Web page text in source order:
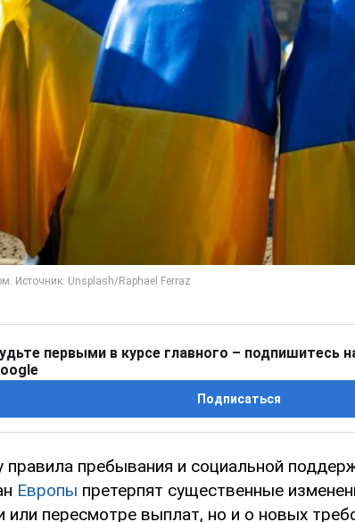
первыми в курсе главного – подпишитесь
Подписаться
правила пребывания и социальной
Европы претерпят существенные
или пересмотре выплат, но и о новых